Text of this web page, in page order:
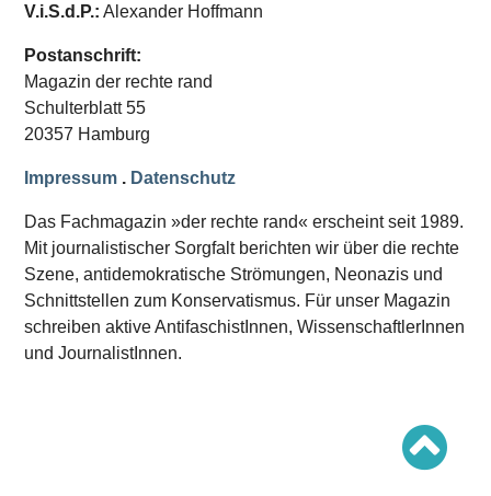
Schwerpunkt AFD-Verbot
Schwerpunkt »Identitäre Bewegung«
Schwerpunkt »Reichsbürger«
Schwerpunkt NPD
Ausgaben Übersicht
Ausgabe 220
Ausgabe 219
Ausgabe 217
Ausgabe 216
V.i.S.d.P.: Alexander Hoffmann
Postanschrift:
Magazin der rechte rand
Schulterblatt 55
20357 Hamburg
Impressum . Datenschutz
Das Fachmagazin »der rechte rand« erscheint seit 1989.
Mit journalistischer Sorgfalt berichten wir über die rechte
Szene, antidemokratische Strömungen, Neonazis und
Schnittstellen zum Konservatismus. Für unser Magazin
schreiben aktive AntifaschistInnen, WissenschaftlerInnen
und JournalistInnen.